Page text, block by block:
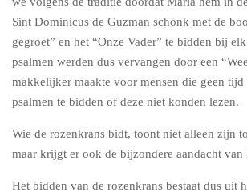
Sint Dominicus de Guzman schonk met de
gegroet” en het “Onze Vader” te bidden bij
psalmen werden dus vervangen door een
makkelijker maakte voor mensen die geen tijd
psalmen te bidden of deze niet konden lezen.
Wie de rozenkrans bidt, toont niet alleen zijn
maar krijgt er ook de bijzondere aandacht van
Het bidden van de rozenkrans bestaat dus uit